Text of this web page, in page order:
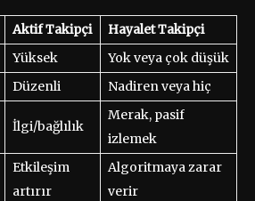
Aktif Takipçi
Hayalet Takipçi
Yüksek
Yok veya çok düşük
Düzenli Nadiren veya hiç
İlgi/bağlılık
Merak, pasif
izlemek
Etkileşim
artırır
Algoritmaya zarar
verir